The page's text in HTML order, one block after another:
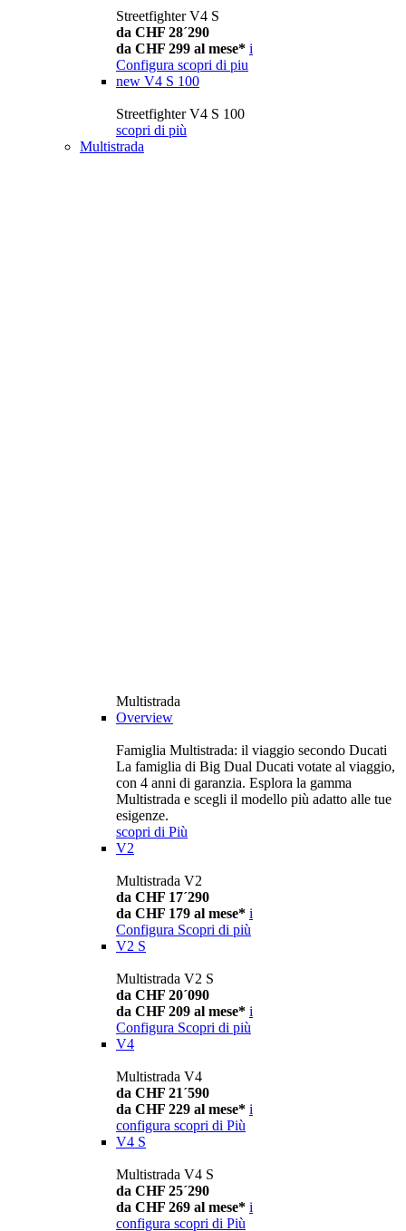
Streetfighter V4 S
da CHF 28´290
da CHF 299 al mese* i
Configura scopri di piu
new V4 S 100
Streetfighter V4 S 100
scopri di più
Multistrada
Multistrada
Overview
Famiglia Multistrada: il viaggio secondo Ducati
La famiglia di Big Dual Ducati votate al viaggio,
con 4 anni di garanzia. Esplora la gamma
Multistrada e scegli il modello più adatto alle tue
esigenze.
scopri di Più
V2
Multistrada V2
da CHF 17´290
da CHF 179 al mese* i
Configura Scopri di più
V2 S
Multistrada V2 S
da CHF 20´090
da CHF 209 al mese* i
Configura Scopri di più
V4
Multistrada V4
da CHF 21´590
da CHF 229 al mese* i
configura scopri di Più
V4 S
Multistrada V4 S
da CHF 25´290
da CHF 269 al mese* i
configura scopri di Più